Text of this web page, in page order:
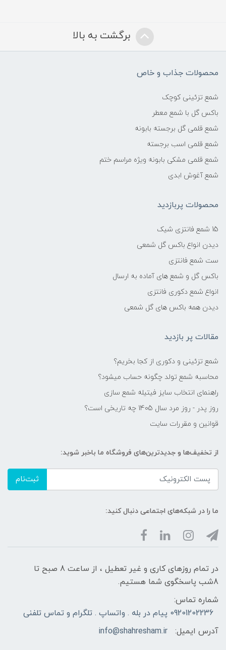
برگشت به بالا
محصولات جذاب و خاص
شمع تزئینی کوچک
باکس گل با شمع معطر
شمع قلمی گل برجسته بابونه
شمع قلمی اسب برجسته
شمع قلمی مشکی بابونه ویژه مراسم ختم
شمع آغوش ابدی
محصولات پربازدید
15 شمع فانتزی شیک
دیدن انواع باکس گل شمعی
ست شمع فانتزی
باکس گل و شمع های آماده به ارسال
انواع شمع دکوری فانتزی
دیدن همه باکس های گل شمعی
مقالات پر بازدید
شمع تزئینی و دکوری از کجا بخریم؟
محاسبه شمع تولد چگونه حساب میشود؟
راهنمای انتخاب سایز فیتیله شمع سازی
روز پدر - روز مرد سال 1405 چه تاریخی است؟
قوانین و مقررات سایت
از تخفیف‌ها و جدیدترین‌های فروشگاه ما باخبر شوید:
ثبت‌نام
ما را در شبکه‌های اجتماعی دنبال کنید:
در تمام روزهای کاری و غیر تعطیل ، از ساعت 8 صبح تا
8شب پاسخگوی شما هستیم.
شماره تماس:
09201202236 پیام در بله . واتساپ . تلگرام و تماس تلفنی
آدرس ایمیل:
info@shahresham.ir